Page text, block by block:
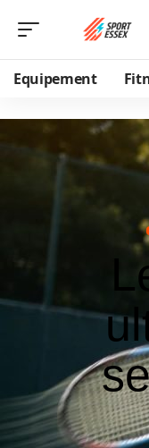
Equipement